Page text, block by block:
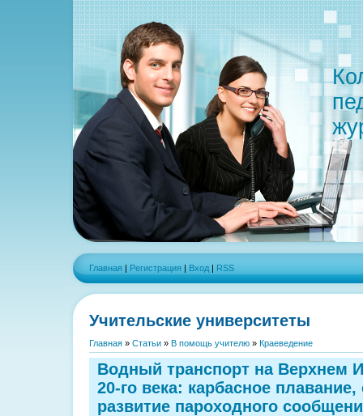
Главная | Регистрация | Вход | RSS
Учительские университеты
Главная » Статьи » В помощь учителю » Краеведение
Водный транспорт на Верхнем
20-го века: карбасное
развитие пароходного